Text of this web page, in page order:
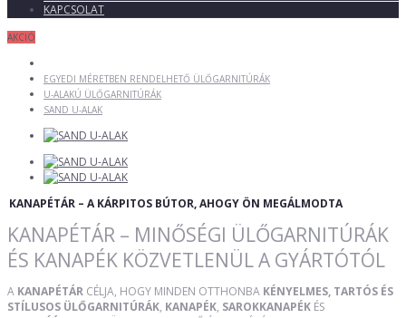
KAPCSOLAT
AKCIÓ
EGYEDI MÉRETBEN RENDELHETŐ ÜLŐGARNITÚRÁK
U-ALAKÚ ÜLŐGARNITÚRÁK
SAND U-ALAK
KANAPÉTÁR – A KÁRPITOS BÚTOR, AHOGY ÖN MEGÁLMODTA
KANAPÉTÁR – MINŐSÉGI ÜLŐGARNITÚRÁK
ÉS KANAPÉK KÖZVETLENÜL A GYÁRTÓTÓL
A KANAPÉTÁR CÉLJA, HOGY MINDEN OTTHONBA KÉNYELMES, TARTÓS ÉS
STÍLUSOS ÜLŐGARNITÚRÁK, KANAPÉK, SAROKKANAPÉK ÉS